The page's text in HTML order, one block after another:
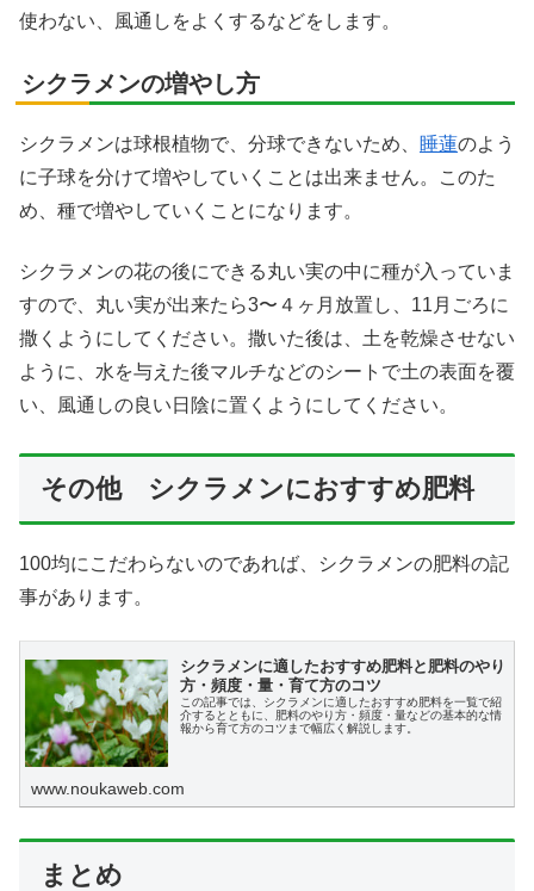
使わない、風通しをよくするなどをします。
シクラメンの増やし方
シクラメンは球根植物で、分球できないため、 睡蓮のよう
に子球を分けて増やしていくことは出来ません。このた
め、種で増やしていくことになります。
シクラメンの花の後にできる丸い実の中に種が入っていま
すので、丸い実が出来たら3〜４ヶ月放置し、11月ごろに
撒くようにしてください。撒いた後は、土を乾燥させない
ように、水を与えた後マルチなどのシートで土の表面を覆
い、風通しの良い日陰に置くようにしてください。
その他 シクラメンにおすすめ肥料
100均にこだわらないのであれば、シクラメンの肥料の記
事があります。
シクラメンに適したおすすめ肥料と肥料のやり
方・頻度・量・育て方のコツ
この記事では、シクラメンに適したおすすめ肥料を一覧で紹
介するとともに、肥料のやり方・頻度・量などの基本的な情
報から育て方のコツまで幅広く解説します。
www.noukaweb.com
まとめ